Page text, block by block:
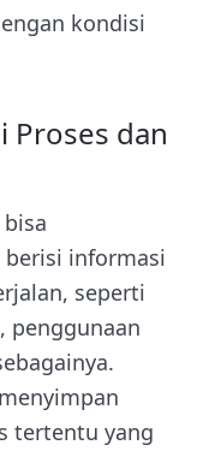
kondisi
Proses dan
informasi
seperti
penggunaan
tertentu yang